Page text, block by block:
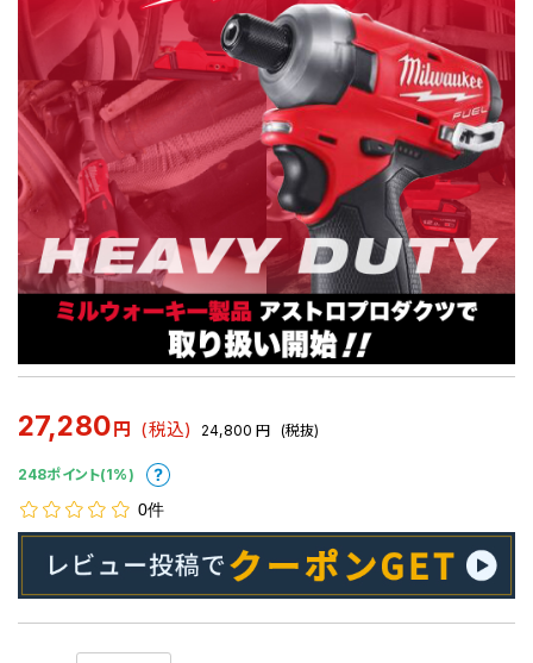
27,280 円 (税込) 24,800 円 (税抜)
248ポイント(1%)
0件